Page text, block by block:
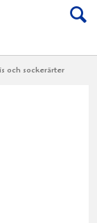
Norrmejerier
och sockerärter